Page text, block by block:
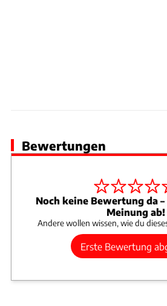
Bewertungen
Noch keine Bewertung da
Meinung ab!
Andere wollen wissen, wie du
Erste Bewertung